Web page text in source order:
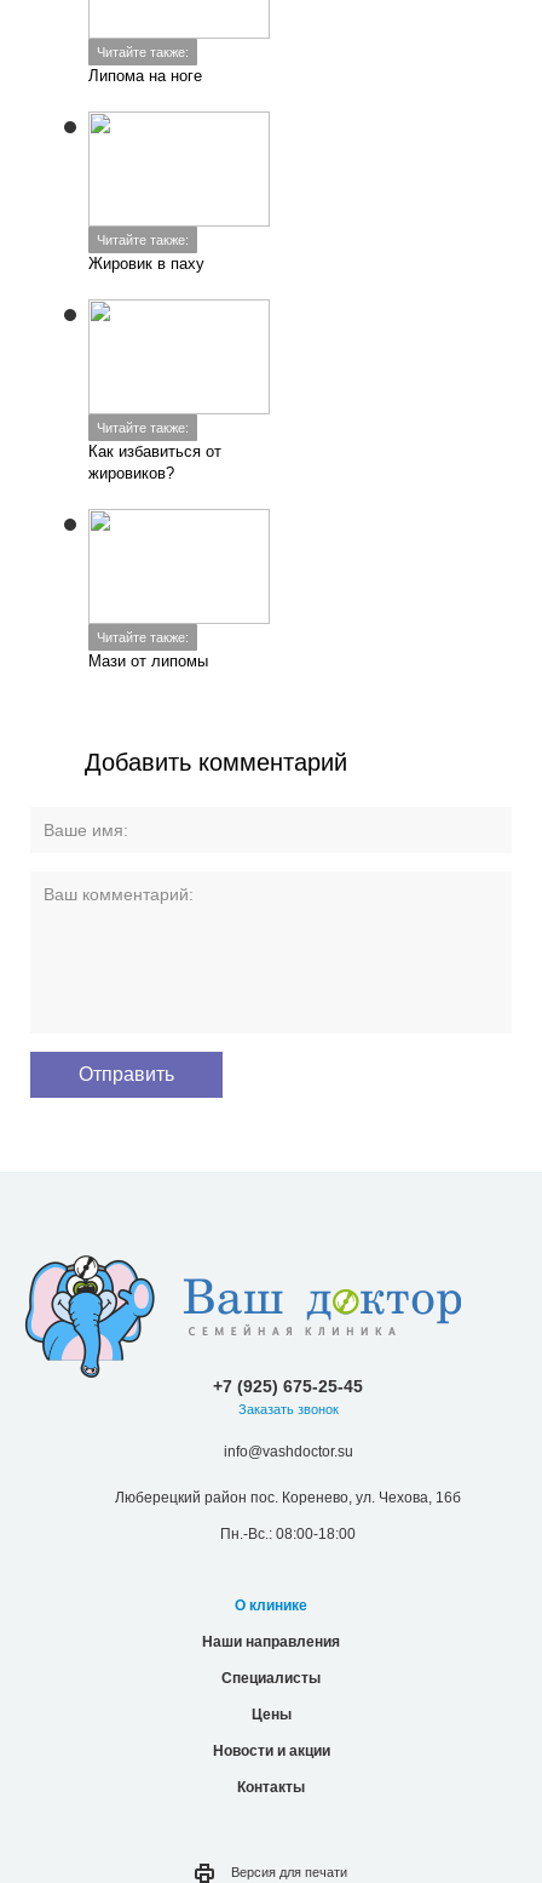
Читайте также:
Липома на ноге
Читайте также:
Жировик в паху
Читайте также:
Как избавиться от
жировиков?
Читайте также:
Мази от липомы
Добавить комментарий
+7 (925) 675-25-45
Заказать звонок
info@vashdoctor.su
Люберецкий район пос. Коренево, ул. Чехова, 16б
Пн.-Вс.: 08:00-18:00
О клинике
Наши направления
Специалисты
Цены
Новости и акции
Контакты
Версия для печати